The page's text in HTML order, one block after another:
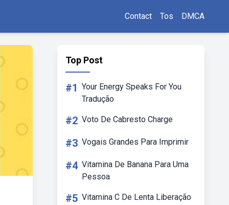
Contact Tos DMCA
Top Post
#1 Your Energy Speaks For You
Tradução
#2 Voto De Cabresto Charge
#3 Vogais Grandes Para Imprimir
#4 Vitamina De Banana Para Uma
Pessoa
#5 Vitamina C De Lenta Liberação